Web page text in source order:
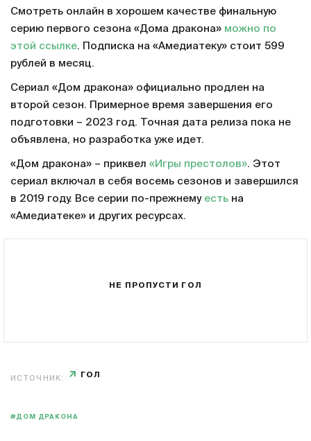
Смотреть онлайн в хорошем качестве финальную
серию первого сезона «Дома дракона» можно по
этой ссылке. Подписка на «Амедиатеку» стоит 599
рублей в месяц.
Сериал «Дом дракона» официально продлен на
второй сезон. Примерное время завершения его
подготовки – 2023 год. Точная дата релиза пока не
объявлена, но разработка уже идет.
«Дом дракона» – приквел «Игры престолов». Этот
сериал включал в себя восемь сезонов и завершился
в 2019 году. Все серии по-прежнему есть на
«Амедиатеке» и других ресурсах.
НЕ ПРОПУСТИ ГОЛ
ИСТОЧНИК: ГОЛ
#ДОМ ДРАКОНА